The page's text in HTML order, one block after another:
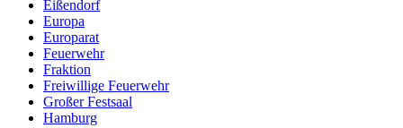
Eißendorf
Europa
Europarat
Feuerwehr
Fraktion
Freiwillige Feuerwehr
Großer Festsaal
Hamburg